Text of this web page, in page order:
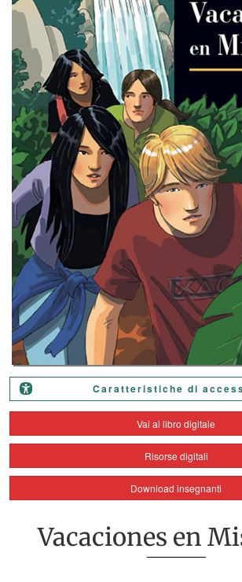
Caratteristiche di
Vai al libro digitale
Risorse digitali
Download insegnanti
Vacaciones en